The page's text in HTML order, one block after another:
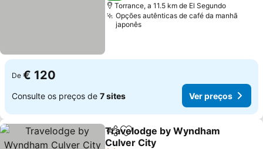
Torrance, a 11.5 km de El Segundo
Opções autênticas de café da manhã
japonês
De € 120
Consulte os preços de 7 sites Ver preços
PartilharAdicionar aos favoritos
Travelodge by Wyndham
Culver City